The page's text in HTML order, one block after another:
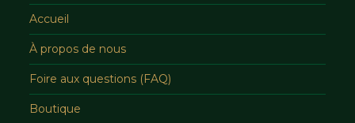
Accueil
À propos de nous
Foire aux questions (FAQ)
Boutique